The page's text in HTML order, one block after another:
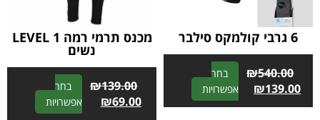
6 גרבי קולמקס סילבר
₪540.00
₪139.00
בחר
אפשרויות
l
מכנס תרמי רמה LEVEL 1
נשים
₪139.00
₪69.00
בחר
אפשרויות